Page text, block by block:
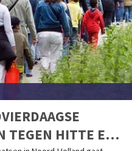
TEGEN HITTE EN